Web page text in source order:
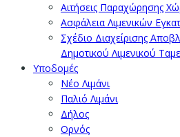
Αιτήσεις Παραχώρησης
Ασφάλεια Λιμενικών
Σχέδιο Διαχείρισης
Δημοτικού Λιμενικού
Υποδομές
Νέο Λιμάνι
Παλιό Λιμάνι
Δήλος
Ορνός